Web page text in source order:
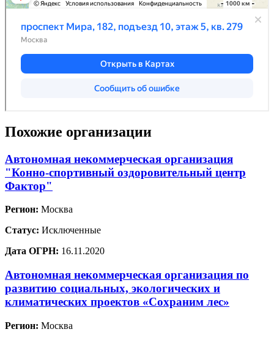
Похожие организации
Автономная некоммерческая организация
"Конно-спортивный оздоровительный центр
Фактор"
Регион: Москва
Статус: Исключенные
Дата ОГРН: 16.11.2020
Автономная некоммерческая организация по
развитию социальных, экологических и
климатических проектов «Сохраним лес»
Регион: Москва